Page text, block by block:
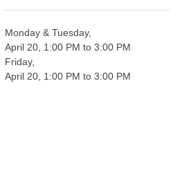
Monday & Tuesday,
April 20, 1:00 PM to 3:00 PM
Friday,
April 20, 1:00 PM to 3:00 PM